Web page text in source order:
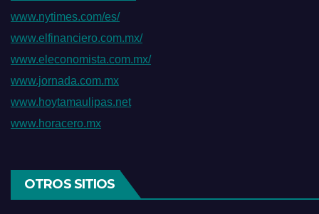
www.nytimes.com/es/
www.elfinanciero.com.mx/
www.eleconomista.com.mx/
www.jornada.com.mx
www.hoytamaulipas.net
www.horacero.mx
OTROS SITIOS